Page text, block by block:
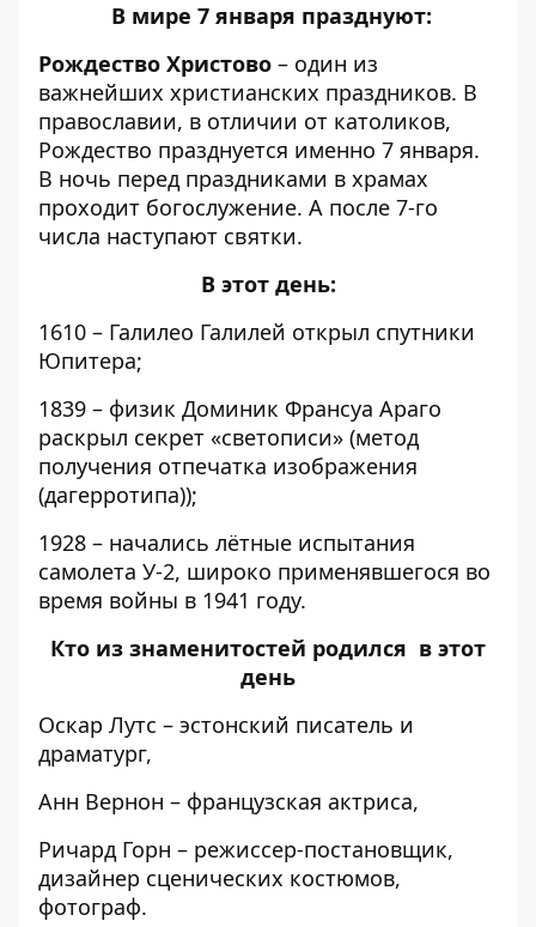
В мире 7 января празднуют:
Рождество Христово – один из
важнейших христианских праздников. В
православии, в отличии от католиков,
Рождество празднуется именно 7 января.
В ночь перед праздниками в храмах
проходит богослужение. А после 7-го
числа наступают святки.
В этот день:
1610 – Галилео Галилей открыл спутники
Юпитера;
1839 – физик Доминик Франсуа Араго
раскрыл секрет «светописи» (метод
получения отпечатка изображения
(дагерротипа));
1928 – начались лётные испытания
самолета У-2, широко применявшегося во
время войны в 1941 году.
Кто из знаменитостей родился в этот
день
Оскар Лутс – эстонский писатель и
драматург,
Анн Вернон – французская актриса,
Ричард Горн – режиссер-постановщик,
дизайнер сценических костюмов,
фотограф.